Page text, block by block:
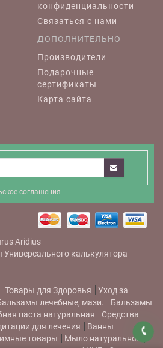
конфиденциальности
Связаться с нами
ДОПОЛНИТЕЛЬНО
Производители
Подарочные
сертификаты
Карта сайта
соглашения
Aridius
Универсального калькулятора
Товары для Здоровья
Уход за
лечебные, мази.
Бальзамы
паста натуральная
Средства
для лечения
Ванны
товары
Мыло натуральное